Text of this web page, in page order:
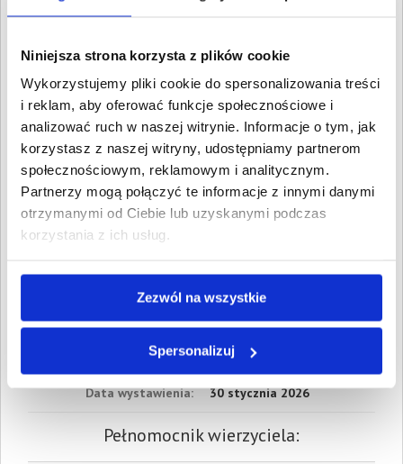
Niniejsza strona korzysta z plików cookie
Wykorzystujemy pliki cookie do spersonalizowania treści
i reklam, aby oferować funkcje społecznościowe i
analizować ruch w naszej witrynie. Informacje o tym, jak
korzystasz z naszej witryny, udostępniamy partnerom
społecznościowym, reklamowym i analitycznym.
Partnerzy mogą połączyć te informacje z innymi danymi
otrzymanymi od Ciebie lub uzyskanymi podczas
korzystania z ich usług.
Zezwól na wszystkie
Spersonalizuj
marca 2025
3. Cywilne
Wartość:60,35 PLN
Data wymagalności: 25
marca 2025
W sumie: Wartość: 1 545,85 PLN
Koszty sądowe:650,39 PLN
Spłacono:
Prawomocny nakaz
wyrok sądu z dnia:
30 stycznia 2026
Data wystawienia: 30 stycznia 2026
Pełnomocnik wierzyciela: